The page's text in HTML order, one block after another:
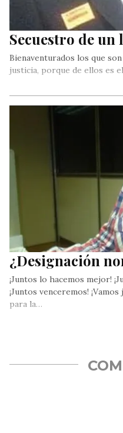
Secuestro de
Bienaventurados los que
justicia, porque de ellos es
¿Designación
¡Juntos lo hacemos mejor!
¡Juntos venceremos!
para la…